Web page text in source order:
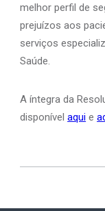
melhor perfil de
prejuízos aos
serviços
Saúde.
A íntegra da
disponívelaqui e